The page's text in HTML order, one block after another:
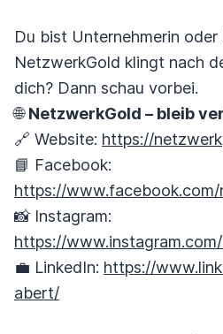
Du bist Unternehmerin oder
NetzwerkGold klingt nach
dich? Dann schau vorbei.
🌐NetzwerkGold – bleib
🔗 Website: https://
📘 Facebook:
https://
📸 Instagram:
https://
💼 LinkedIn: https://
abert/